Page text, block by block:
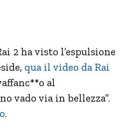
2 ha visto l’espulsione
qua il video da Rai
al
vado via in bellezza”.
.